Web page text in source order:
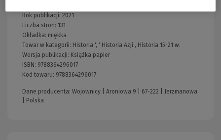
Rok publikacji: 2021
Liczba stron: 131
Okładka: miękka
Towar w kategorii: Historia ', ' Historia Azji , Historia 15-21 w.
Wersja publikacji: Książka papier
ISBN: 9788364296017
Kod towaru: 9788364296017
Dane producenta: Wojownicy | Aroniowa 9 | 67-222 | Jerzmanowa
| Polska